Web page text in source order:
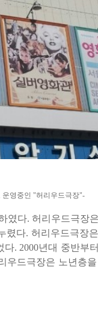
영중인 "허리우드극장"-
였다.허리우드극장은
렸다. 허리우드극장
다. 2000년대 중반부
우드극장은 노년층